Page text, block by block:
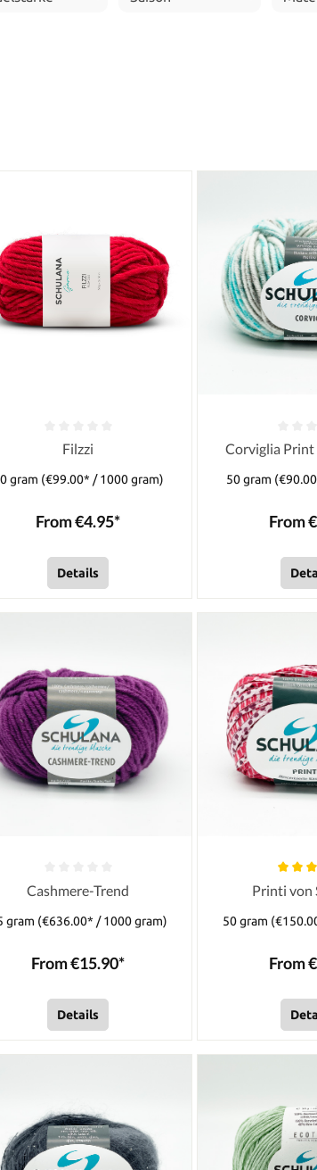
Filzzi
gram (€99.00* / 1000 gram)
From €4.95*
Details
Corviglia Print
50 gram
From
Cashmere-Trend
gram (€636.00* / 1000 gram)
From €15.90*
Details
Printi von
50 gram
From